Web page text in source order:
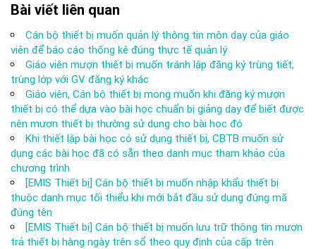
Bài viết liên quan
Cán bộ thiết bị muốn quản lý thông tin môn dạy của giáo
viên để báo cáo thống kê đúng thực tế quản lý
Giáo viên mượn thiết bị muốn tránh lập đăng ký trùng tiết,
trùng lớp với GV đăng ký khác
Giáo viên, Cán bộ thiết bị mong muốn khi đăng ký mượn
thiết bị có thể dựa vào bài học chuẩn bị giảng dạy để biết được
nên mượn thiết bị thường sử dụng cho bài học đó
Khi thiết lập bài học có sử dụng thiết bị, CBTB muốn sử
dụng các bài học đã có sẵn theo danh mục tham khảo của
chương trình
[EMIS Thiết bị] Cán bộ thiết bị muốn nhập khẩu thiết bị
thuộc danh mục tối thiểu khi mới bắt đầu sử dụng đúng mã
đúng tên
[EMIS Thiết bị] Cán bộ thiết bị muốn lưu trữ thông tin mượn
trả thiết bị hàng ngày trên sổ theo quy định của cấp trên